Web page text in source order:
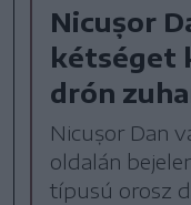
Nicușor
kétséget
drón
Nicușor Dan
oldalán
típusú orosz